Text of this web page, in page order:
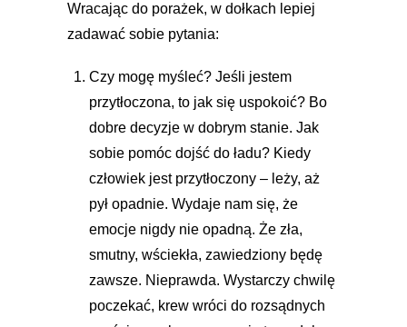
Wracając do porażek, w dołkach lepiej
zadawać sobie pytania:
Czy mogę myśleć? Jeśli jestem
przytłoczona, to jak się uspokoić? Bo
dobre decyzje w dobrym stanie. Jak
sobie pomóc dojść do ładu? Kiedy
człowiek jest przytłoczony – leży, aż
pył opadnie. Wydaje nam się, że
emocje nigdy nie opadną. Że zła,
smutny, wściekła, zawiedziony będę
zawsze. Nieprawda. Wystarczy chwilę
poczekać, krew wróci do rozsądnych